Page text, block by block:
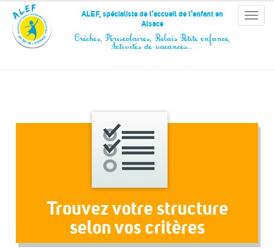
Panneau de gestion des cookies
Toggle
ALEF, spécialiste de l'accueil de l'enfant en
Alsace
Crèches, Périscolaires, Relais Petite enfance,
Activités de vacances…
Trouvez votre structure
selon vos critères